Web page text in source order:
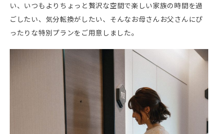
い、 いつもよりちょっと贅沢な空間で楽しい家族の時間を過
ごしたい、 気分転換がしたい、そんなお母さんお父さんにぴ
ったりな特別プランをご用意しました。